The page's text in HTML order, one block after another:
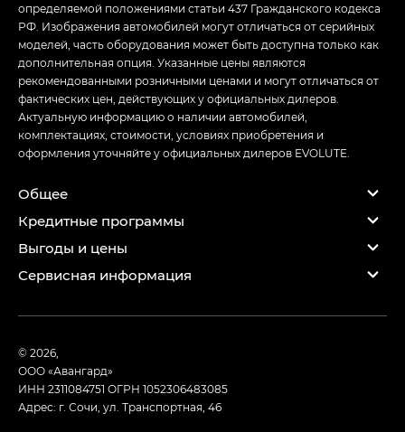
определяемой положениями статьи 437 Гражданского кодекса
РФ. Изображения автомобилей могут отличаться от серийных
моделей, часть оборудования может быть доступна только как
дополнительная опция. Указанные цены являются
рекомендованными розничными ценами и могут отличаться от
фактических цен, действующих у официальных дилеров.
Актуальную информацию о наличии автомобилей,
комплектациях, стоимости, условиях приобретения и
оформления уточняйте у официальных дилеров EVOLUTE.
Общее
Кредитные программы
Выгоды и цены
Сервисная информация
© 2026,
ООО «Авангард»
ИНН 2311084751 ОГРН 1052306483085
Адрес: г. Сочи, ул. Транспортная, 46